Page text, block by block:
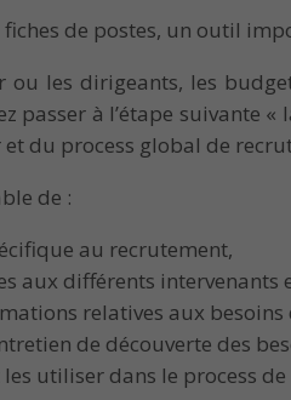
de postes, un outil
ou les dirigeants, les
passer à l’étape suivante
du process global de
de :
au recrutement,
aux différents
relatives aux
de découverte des
les utiliser dans le process